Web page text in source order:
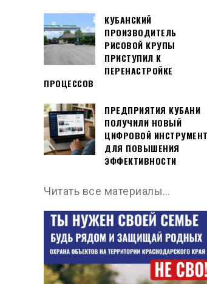
КУБАНСКИЙ
ПРОИЗВОДИТЕЛЬ
РИСОВОЙ КРУПЫ
ПРИСТУПИЛ К
ПЕРЕНАСТРОЙКЕ
ПРОЦЕССОВ
ПРЕДПРИЯТИЯ КУБАНИ
ПОЛУЧИЛИ НОВЫЙ
ЦИФРОВОЙ ИНСТРУМЕНТ
ДЛЯ ПОВЫШЕНИЯ
ЭФФЕКТИВНОСТИ
Читать все материалы…